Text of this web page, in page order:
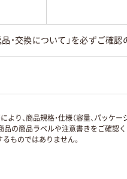
・交換について」を必ずご確認
、商品規格・仕様（容量、パッケ
の商品ラベルや注意書きをご確認
るものではありません。